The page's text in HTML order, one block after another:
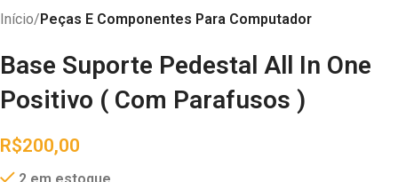
Início Peças E Componentes Para Computador
Base Suporte Pedestal All In One
Positivo ( Com Parafusos )
R$200,00